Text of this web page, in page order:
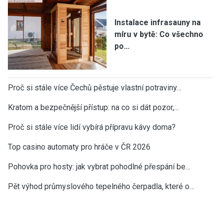
Instalace infrasauny na
míru v bytě: Co všechno
po…
Proč si stále více Čechů pěstuje vlastní potraviny…
Kratom a bezpečnější přístup: na co si dát pozor,…
Proč si stále více lidí vybírá přípravu kávy doma?
Top casino automaty pro hráče v ČR 2026
Pohovka pro hosty: jak vybrat pohodlné přespání be…
Pět výhod průmyslového tepelného čerpadla, které o…